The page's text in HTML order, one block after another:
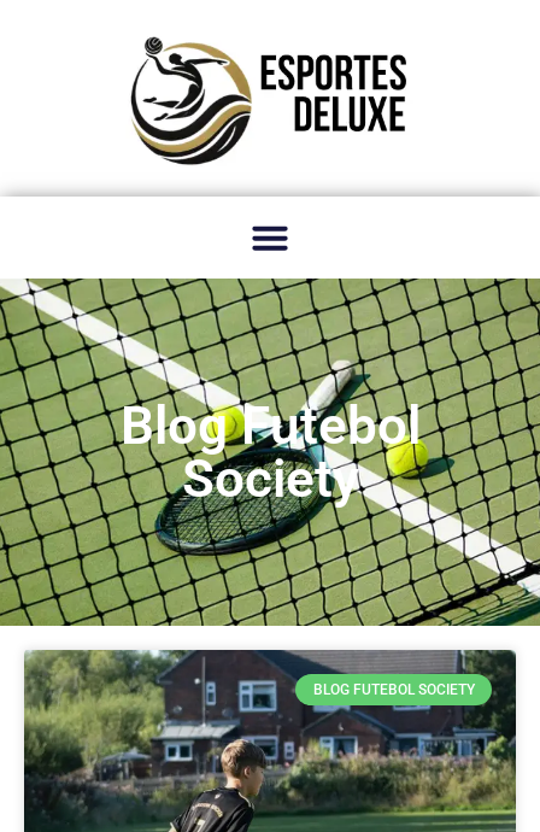
Blog Futebol
Society
BLOG FUTEBOL SOCIETY